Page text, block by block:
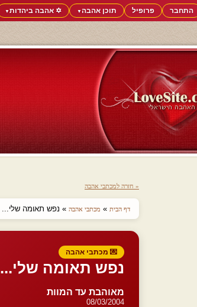
התחבר פרופיל תוכן אהבה▼ ✡️ אהבה ביהדות▼
« חזרה למכתבי אהבה
דף הבית » מכתבי אהבה » נפש תאומה שלי...
💌 מכתבי אהבה
נפש תאומה שלי...
מאוהבת עד המוות
08/03/2004